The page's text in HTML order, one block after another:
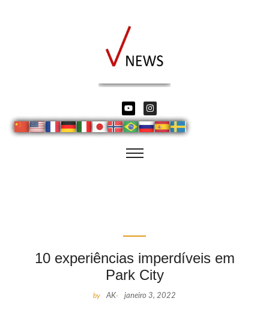
10 experiências imperdíveis em
Park City
by AK- janeiro 3, 2022